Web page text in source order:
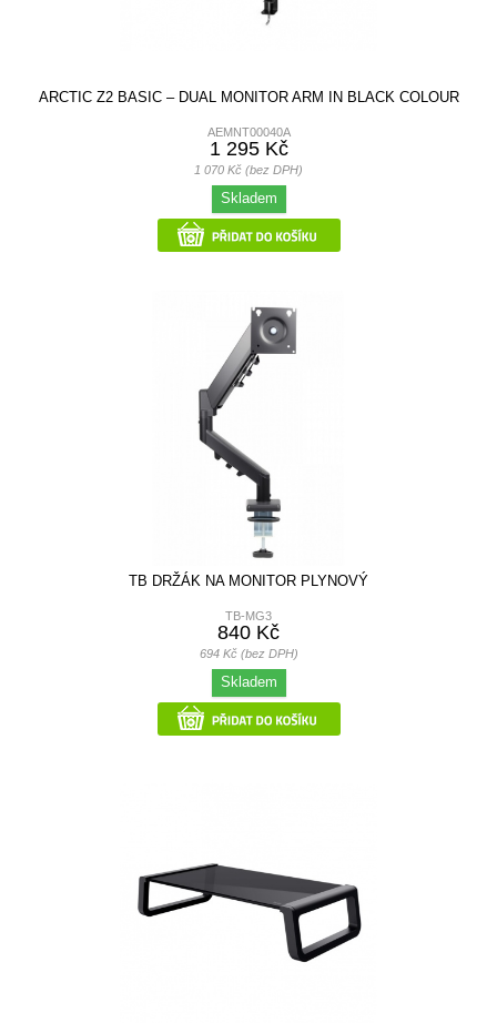
ARCTIC Z2 BASIC – DUAL MONITOR ARM IN BLACK COLOUR
AEMNT00040A
1 295 Kč
1 070 Kč (bez DPH)
Skladem
TB DRŽÁK NA MONITOR PLYNOVÝ
TB-MG3
840 Kč
694 Kč (bez DPH)
Skladem